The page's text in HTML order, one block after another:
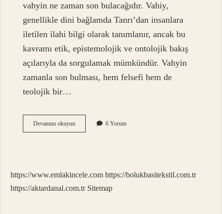
vahyin ne zaman son bulacağıdır. Vahiy,
genellikle dini bağlamda Tanrı’dan insanlara
iletilen ilahi bilgi olarak tanımlanır, ancak bu
kavramı etik, epistemolojik ve ontolojik bakış
açılarıyla da sorgulamak mümkündür. Vahyin
zamanla son bulması, hem felsefi hem de
teolojik bir…
Devamını okuyunVahiy
ne
6 Yorum
https://www.emlakincele.com https://bolukbasitekstil.com.tr
https://aktardanal.com.tr Sitemap